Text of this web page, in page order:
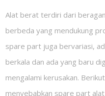
Alat berat terdiri dari
berbeda yang mendukung
spare part juga bervariasi,
berkala dan ada yang baru
mengalami kerusakan.
menyebabkan spare part